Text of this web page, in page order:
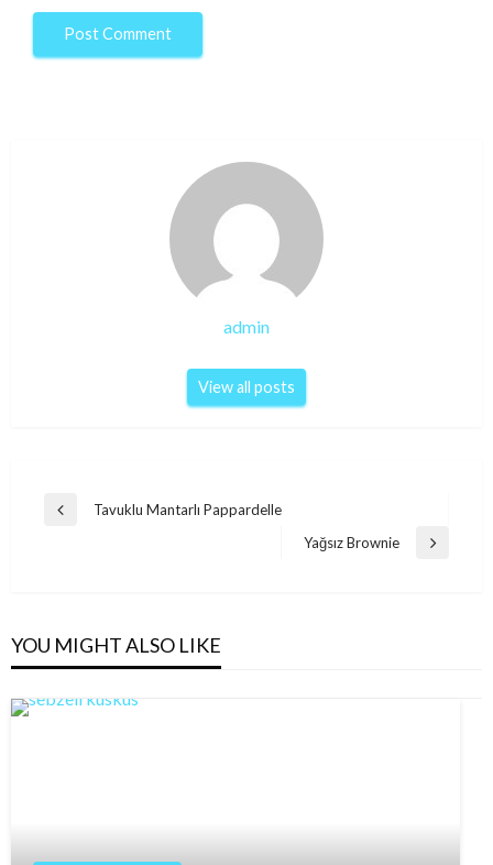
admin
View all posts
Post
Previous
Tavuklu Mantarlı Pappardelle
Next
Yağsız Brownie
YOU MIGHT ALSO LIKE